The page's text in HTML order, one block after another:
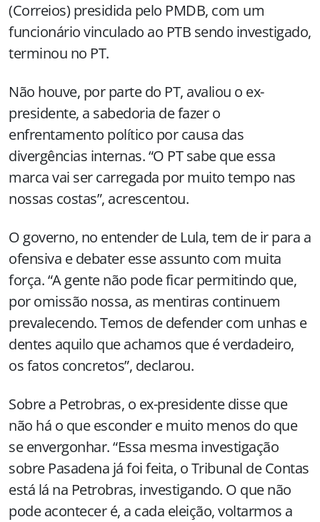
(Correios) presidida pelo PMDB, com um
funcionário vinculado ao PTB sendo investigado,
terminou no PT.
Não houve, por parte do PT, avaliou o ex-
presidente, a sabedoria de fazer o
enfrentamento político por causa das
divergências internas. “O PT sabe que essa
marca vai ser carregada por muito tempo nas
nossas costas”, acrescentou.
O governo, no entender de Lula, tem de ir para a
ofensiva e debater esse assunto com muita
força. “A gente não pode ficar permitindo que,
por omissão nossa, as mentiras continuem
prevalecendo. Temos de defender com unhas e
dentes aquilo que achamos que é verdadeiro,
os fatos concretos”, declarou.
Sobre a Petrobras, o ex-presidente disse que
não há o que esconder e muito menos do que
se envergonhar. “Essa mesma investigação
sobre Pasadena já foi feita, o Tribunal de Contas
está lá na Petrobras, investigando. O que não
pode acontecer é, a cada eleição, voltarmos a